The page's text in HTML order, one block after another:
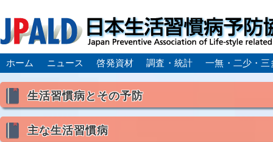
ホーム ニュース 啓発資材 調査・統計 一無・二少・三
生活習慣病とその予防
喫煙
食生活
主な生活習慣病